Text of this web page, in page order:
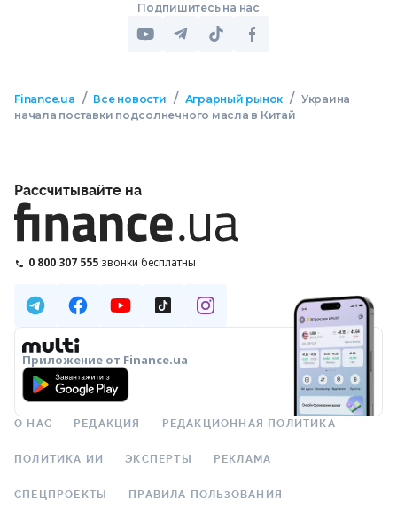
Подпишитесь на нас
Finance.ua / Все новости / Аграрный рынок / Украина
начала поставки подсолнечного масла в Китай
Рассчитывайте на
0 800 307 555 звонки бесплатны
Приложение от Finance.ua
О НАС РЕДАКЦИЯ РЕДАКЦИОННАЯ ПОЛИТИКА
ПОЛИТИКА ИИ ЭКСПЕРТЫ РЕКЛАМА
СПЕЦПРОЕКТЫ ПРАВИЛА ПОЛЬЗОВАНИЯ